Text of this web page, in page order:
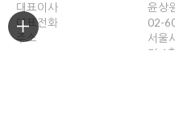
대표이사
윤상
대표전화
02-
주소
서울
가 4층